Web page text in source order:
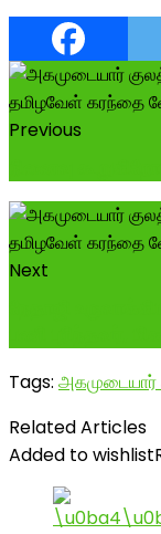
Previous
Next
Tags:
Related Articles
Added to wishlist